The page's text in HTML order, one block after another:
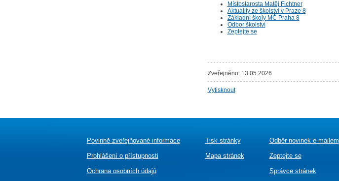
Místostarosta Matěj Fichtner
Aktuality ze školství v Praze 8
Základní školy MČ Praha 8
Odbor školství
Zeptejte se
Zveřejněno: 13.05.2026
Vytisknout
Povinně zveřejňované informace
Prohlášení o přístupnosti
Ochrana osobních údajů
Tisk stránky
Mapa stránek
Odběr novinek e-mailem
Zeptejte se
Správce stránek